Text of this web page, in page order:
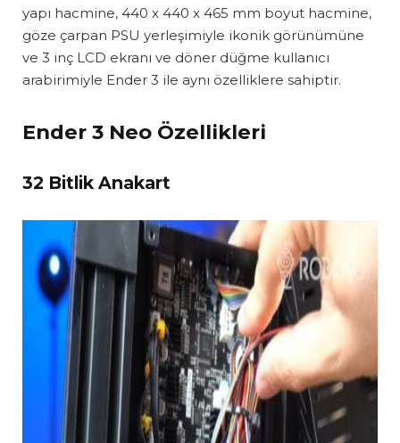
yapı hacmine, 440 x 440 x 465 mm boyut hacmine,
göze çarpan PSU yerleşimiyle ikonik görünümüne
ve 3 inç LCD ekranı ve döner düğme kullanıcı
arabirimiyle Ender 3 ile aynı özelliklere sahiptir.
Ender 3 Neo Özellikleri
32 Bitlik Anakart